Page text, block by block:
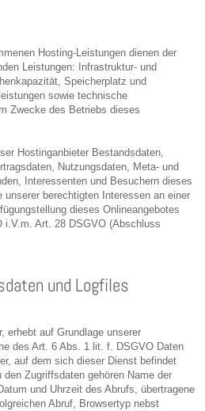
Hosting-Leistungen dienen der
Leistungen: Infrastruktur- und
Speicherplatz und
sowie technische
Zwecke des Betriebs dieses
Hostinganbieter Bestandsdaten,
Nutzungsdaten, Meta- und
Interessenten und Besuchern dieses
unserer berechtigten Interessen an einer
dieses Onlineangebotes
Art. 28 DSGVO (Abschluss
und Logfiles
erhebt auf Grundlage unserer
des Art. 6 Abs. 1 lit. f. DSGVO Daten
auf dem sich dieser Dienst befindet
Zugriffsdaten gehören Name der
und Uhrzeit des Abrufs, übertragene
Abruf, Browsertyp nebst